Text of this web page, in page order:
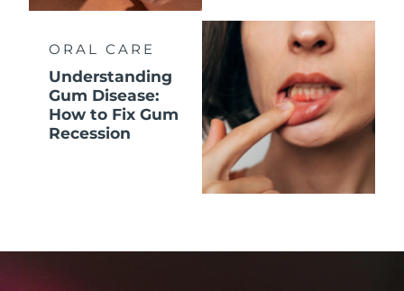
ORAL CARE
Understanding
Gum Disease:
How to Fix Gum
Recession